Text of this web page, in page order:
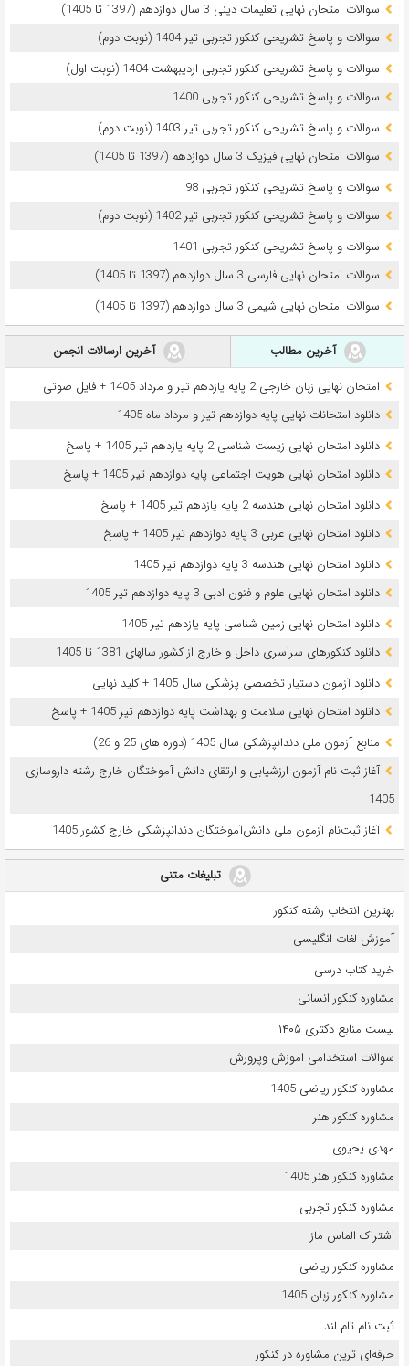
سوالات امتحان نهایی تعلیمات دینی 3 سال دوازدهم (1397 تا 1405)
سوالات و پاسخ تشریحی کنکور تجربی تیر 1404 (نوبت دوم)
سوالات و پاسخ تشریحی کنکور تجربی اردیبهشت 1404 (نوبت اول)
سوالات و پاسخ تشریحی کنکور تجربی 1400
سوالات و پاسخ تشریحی کنکور تجربی تیر 1403 (نوبت دوم)
سوالات امتحان نهایی فیزیک 3 سال دوازدهم (1397 تا 1405)
سوالات و پاسخ تشریحی کنکور تجربی 98
سوالات و پاسخ تشریحی کنکور تجربی تیر 1402 (نوبت دوم)
سوالات و پاسخ تشریحی کنکور تجربی 1401
سوالات امتحان نهایی فارسی 3 سال دوازدهم (1397 تا 1405)
سوالات امتحان نهایی شیمی 3 سال دوازدهم (1397 تا 1405)
آخرین مطالب
آخرین ارسالات انجمن
امتحان نهایی زبان خارجی 2 پایه یازدهم تیر و مرداد 1405 + فایل صوتی
دانلود امتحانات نهایی پایه دوازدهم تیر و مرداد ماه 1405
دانلود امتحان نهایی زیست شناسی 2 پایه یازدهم تیر 1405 + پاسخ
دانلود امتحان نهایی هویت اجتماعی پایه دوازدهم تیر 1405 + پاسخ
دانلود امتحان نهایی هندسه 2 پایه یازدهم تیر 1405 + پاسخ
دانلود امتحان نهایی عربی 3 پایه دوازدهم تیر 1405 + پاسخ
دانلود امتحان نهایی هندسه 3 پایه دوازدهم تیر 1405
دانلود امتحان نهایی علوم و فنون ادبی 3 پایه دوازدهم تیر 1405
دانلود امتحان نهایی زمین شناسی پایه یازدهم تیر 1405
دانلود کنکورهای سراسری داخل و خارج از کشور سالهای 1381 تا 1405
دانلود آزمون دستیار تخصصی پزشکی سال 1405 + کلید نهایی
دانلود امتحان نهایی سلامت و بهداشت پایه دوازدهم تیر 1405 + پاسخ
ﻣﻨﺎﺑﻊ آزﻣﻮن ﻣﻠﯽ دندانپزشکی سال 1405 (دوره های 25 و 26)
آغاز ثبت نام آزمون‌ ارزشیابی و ارتقای دانش آموختگان خارج رشته داروسازی
1405
آغاز ثبت‌نام آزمون ملی دانش‌آموختگان دندانپزشکی خارج کشور 1405
تبلیغات متنی
بهترین انتخاب رشته کنکور
آموزش لغات انگلیسی
خرید کتاب درسی
مشاوره کنکور انسانی
لیست منابع دکتری ۱۴۰۵
سوالات استخدامی اموزش وپرورش
مشاوره کنکور ریاضی 1405
مشاوره کنکور هنر
مهدی یحیوی
مشاوره کنکور هنر 1405
مشاوره کنکور تجربی
اشتراک الماس ماز
مشاوره کنکور ریاضی
مشاوره کنکور زبان 1405
ثبت نام تام لند
حرفه‌ای ترین مشاوره در کنکور